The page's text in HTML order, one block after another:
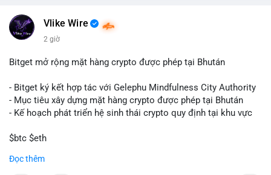
Vlike Wire
2 giờ
Bitget mở rộng mặt hàng crypto được phép tại Bhután
- Bitget ký kết hợp tác với Gelephu Mindfulness City Authority
- Mục tiêu xây dựng mặt hàng crypto được phép tại Bhután
- Kế hoạch phát triển hệ sinh thái crypto quy định tại khu vực
$btc $eth
#vlikevn
Đọc thêm